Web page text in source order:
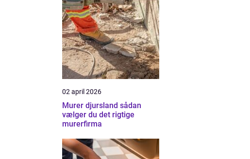
02 april 2026
Murer djursland sådan
vælger du det rigtige
murerfirma